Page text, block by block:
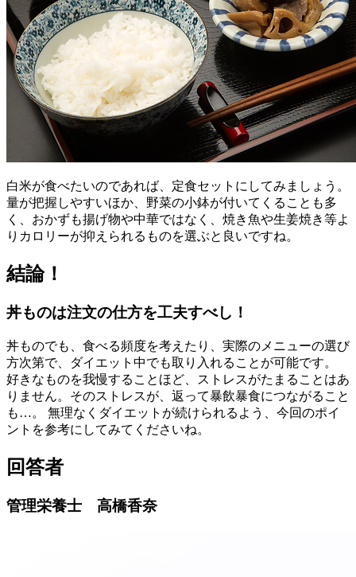
白米が食べたいのであれば、定食セットにしてみましょう。
量が把握しやすいほか、野菜の小鉢が付いてくることも多
く、おかずも揚げ物や中華ではなく、焼き魚や生姜焼き等よ
りカロリーが抑えられるものを選ぶと良いですね。
結論！
丼ものは注文の仕方を工夫すべし！
丼ものでも、食べる頻度を考えたり、実際のメニューの選び
方次第で、ダイエット中でも取り入れることが可能です。
好きなものを我慢することほど、ストレスがたまることはあ
りません。そのストレスが、返って暴飲暴食につながること
も…。 無理なくダイエットが続けられるよう、今回のポイ
ントを参考にしてみてくださいね。
回答者
管理栄養士 高橋香奈